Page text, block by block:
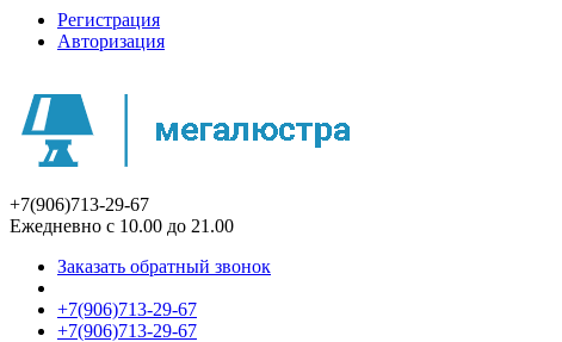
Регистрация
Авторизация
+7(906)713-29-67
Ежедневно с 10.00 до 21.00
Заказать обратный звонок
+7(906)713-29-67
+7(906)713-29-67